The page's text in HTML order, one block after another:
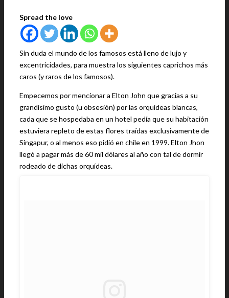
Spread the love
Sin duda el mundo de los famosos está lleno de lujo y
excentricidades, para muestra los siguientes caprichos más
caros (y raros de los famosos).
Empecemos por mencionar a Elton John que gracias a su
grandísimo gusto (u obsesión) por las orquídeas blancas,
cada que se hospedaba en un hotel pedía que su habitación
estuviera repleto de estas flores traídas exclusivamente de
Singapur, o al menos eso pidió en chile en 1999. Elton Jhon
llegó a pagar más de 60 mil dólares al año con tal de dormir
rodeado de dichas orquídeas.